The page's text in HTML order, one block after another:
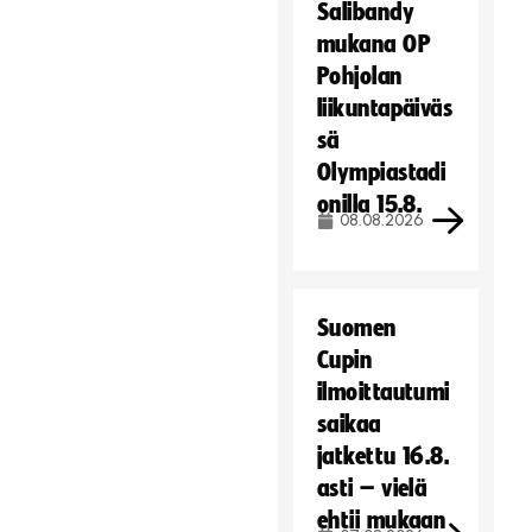
Salibandy
mukana OP
Pohjolan
liikuntapäiväs
sä
Olympiastadi
onilla 15.8.
08.08.2026
Suomen
Cupin
ilmoittautumi
saikaa
jatkettu 16.8.
asti – vielä
ehtii mukaan